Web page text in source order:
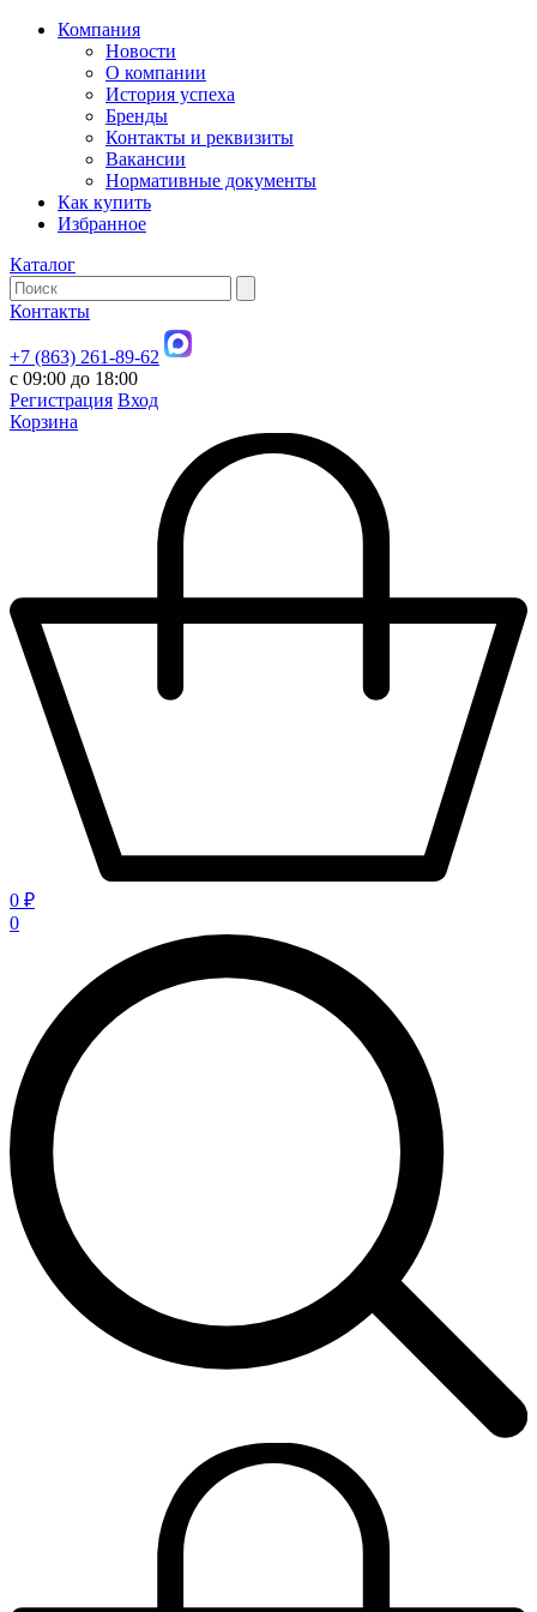
Компания
Новости
О компании
История успеха
Бренды
Контакты и реквизиты
Вакансии
Нормативные документы
Как купить
Избранное
Каталог
Контакты
+7 (863) 261-89-62
с 09:00 до 18:00
Регистрация Вход
Корзина
0 ₽
0